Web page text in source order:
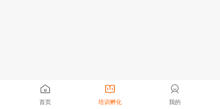
首页 培训孵化 我的